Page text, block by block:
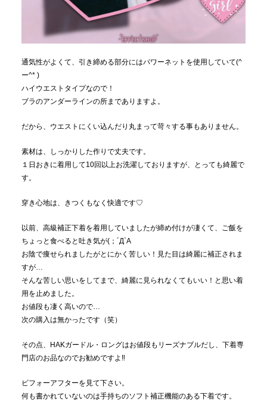
通気性がよくて、引き締める部分にはパワーネットを使用していて(^
ー^* )
ハイウエストタイプなので！
ブラのアンダーラインの所までありますよ。
だから、ウエストにくい込んだり丸まって苛々する事もありません。
素材は、しっかりした作りで丈夫です。
１日おきに着用して10回以上お洗濯しておりますが、とっても綺麗で
す。
穿き心地は、きつくもなく快適です♡
以前、高級補正下着を着用していましたが締め付けが凄くて、ご飯を
ちょっと食べると吐き気が(；´Д`A
お陰で痩せられましたがとにかく苦しい！見た目は綺麗に補正されま
すが…
そんな苦しい思いをしてまで、綺麗に見られなくてもいい！と思い着
用を止めました。
お値段も凄く高いので…
次の購入は無かったです（笑）
その点、HAKガードル・ロングはお値段もリーズナブルだし、下着専
門店のお品なのでお勧めですよ‼️
ビフォーアフターを見て下さい。
何も書かれていないのは手持ちのソフト補正機能のある下着です。